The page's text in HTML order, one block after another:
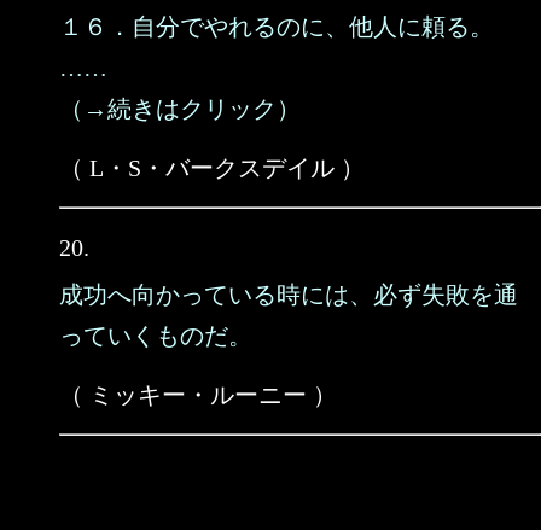
１６．自分でやれるのに、他人に頼る。
……
（→続きはクリック）
（ L・S・バークスデイル ）
20.
成功へ向かっている時には、必ず失敗を通
っていくものだ。
（ ミッキー・ルーニー ）